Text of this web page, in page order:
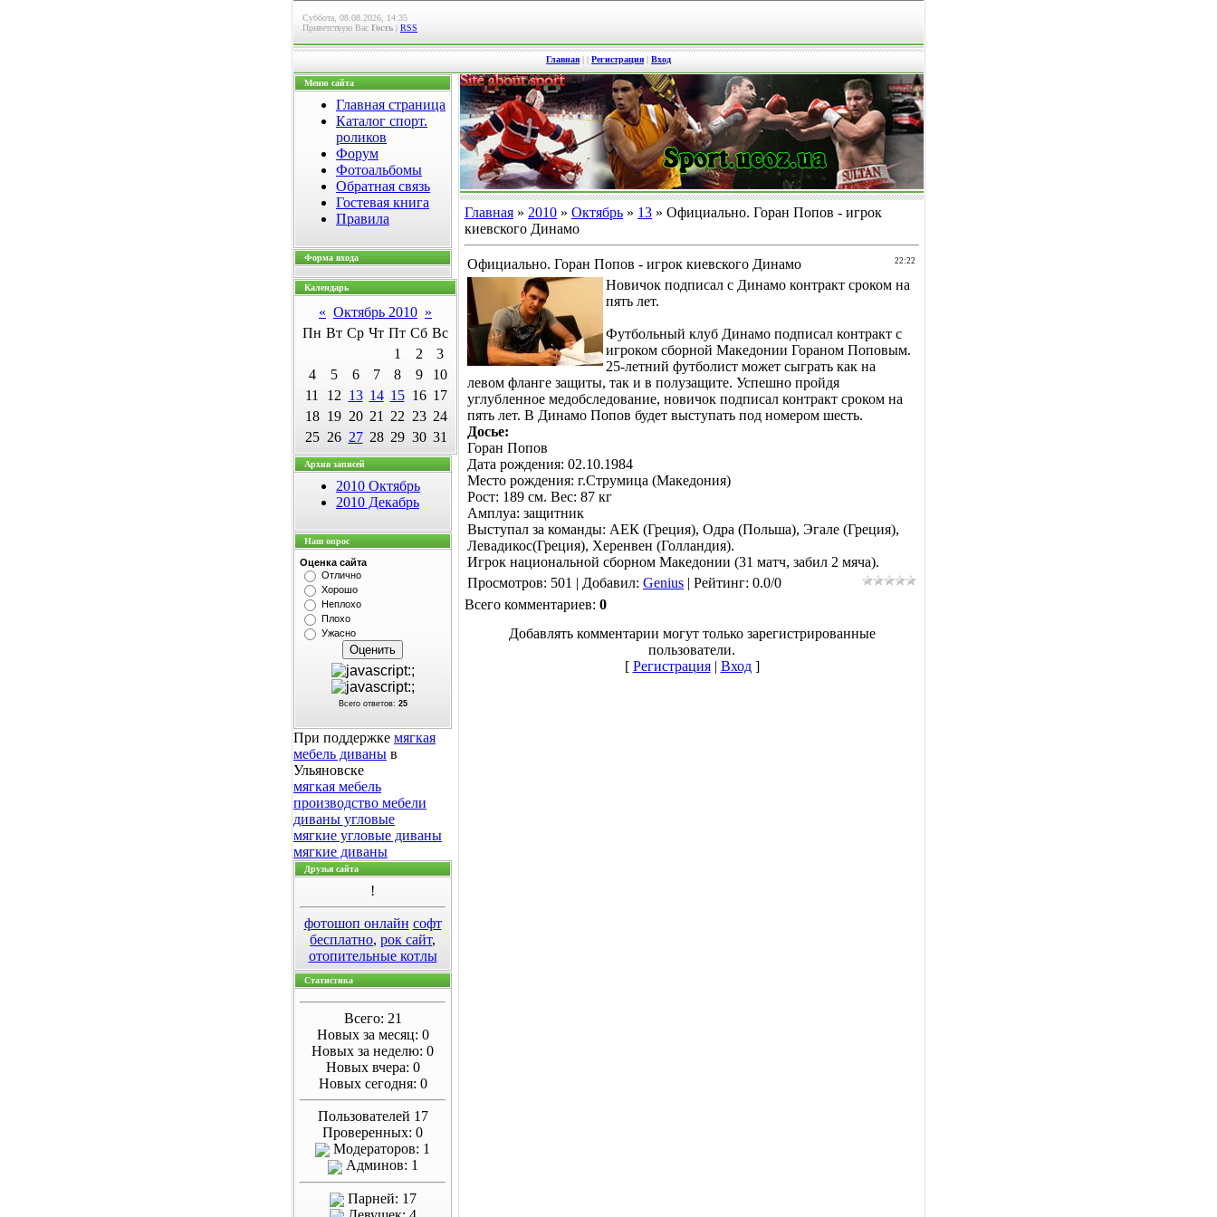
Суббота, 08.08.2026, 14:35
Приветствую Вас Гость | RSS
Главная | | Регистрация | Вход
Меню сайта
Главная страница
Каталог спорт.
роликов
Форум
Фотоальбомы
Обратная связь
Гостевая книга
Правила
Форма входа
Календарь
« Октябрь 2010 »
Пн Вт Ср Чт Пт Сб Вс
1
2
3
4
5 6 7 8 9
10
11
12 13 14 15 16 17
18 19 20 21 22 23 24
25 26 27 28 29 30 31
Архив записей
2010 Октябрь
2010 Декабрь
Наш опрос
Оценка сайта
Отлично
Хорошо
Неплохо
Плохо
Ужасно
Всего ответов: 25
При поддержке мягкая
мебель диваны в
Ульяновске
мягкая мебель
производство мебели
диваны угловые
мягкие угловые диваны
мягкие диваны
Друзья сайта
!
фотошоп онлайн софт
бесплатно, рок сайт,
отопительные котлы
Статистика
Всего: 21
Новых за месяц: 0
Новых за неделю: 0
Новых вчера: 0
Новых сегодня: 0
Пользователей 17
Проверенных: 0
Модераторов: 1
Админов: 1
Парней: 17
Главная » 2010 » Октябрь » 13 » Официально. Горан Попов - игрок
киевского Динамо
22:22
Официально. Горан Попов - игрок киевского Динамо
Новичок подписал с Динамо контракт сроком на
пять лет.
Футбольный клуб Динамо подписал контракт с
игроком сборной Македонии Гораном Поповым.
25-летний футболист может сыграть как на
левом фланге защиты, так и в полузащите. Успешно пройдя
углубленное медобследование, новичок подписал контракт сроком на
пять лет. В Динамо Попов будет выступать под номером шесть.
Досье:
Горан Попов
Дата рождения: 02.10.1984
Место рождения: г.Струмица (Македония)
Рост: 189 см. Вес: 87 кг
Амплуа: защитник
Выступал за команды: АЕК (Греция), Одра (Польша), Эгале (Греция),
Левадикос(Греция), Херенвен (Голландия).
Игрок национальной сборном Македонии (31 матч, забил 2 мяча).
Просмотров: 501 | Добавил: Genius | Рейтинг: 0.0/0
Всего комментариев: 0
Добавлять комментарии могут только зарегистрированные
пользователи.
[ Регистрация| Вход]